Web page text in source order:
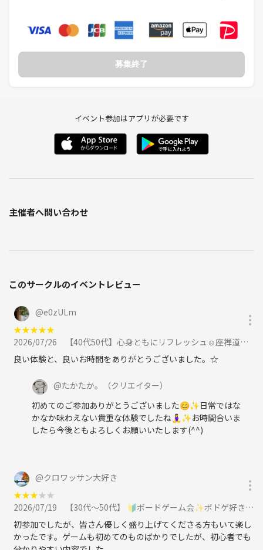
募集終了
イベント参加はアプリが必要です
主催者へ問い合わせ
このサークルのイベントレビュー
@e0zULm
★★★★★
2026/07/26
【40代50代】心身ともにリフレッシュ☺️座禅道場で『坐禅』を体験しよう🧘‍♀️✨に参加
良い体験と、良いお時間をありがとうございました。☆
@たかたか。
（クリエイター）
初めてのご参加ありがとうございました😊✨日常ではな
かなか味わえない貴重な体験でしたね🧘‍♀️✨お時間合いま
したら今後ともよろしくお願いいたします(^^)
@クロワッサン大好き
★★★★★
2026/07/19
【30代〜50代】 🔰ボードゲーム会✨ボドゲ好きも！未経験の方も！難しいルールは一切なし🙆‍♀️に参加
初参加でしたが、皆さん優しく盛り上げてくださる方もいて楽し
かったです。ゲームも初めてのものばかりでしたが、初心者でも